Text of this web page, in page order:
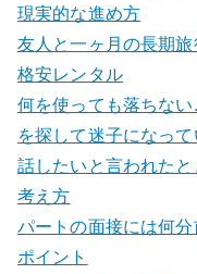
現実的な進め方
友人と一ヶ月の長期
格安レンタル
何を使っても落ちな
を探して迷子になっ
話したいと言われた
考え方
パートの面接には何
ポイント